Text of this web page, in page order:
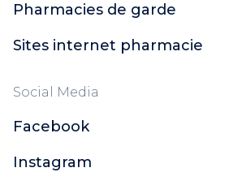
Pharmacies de garde
Sites internet pharmacie
Social Media
Facebook
Instagram